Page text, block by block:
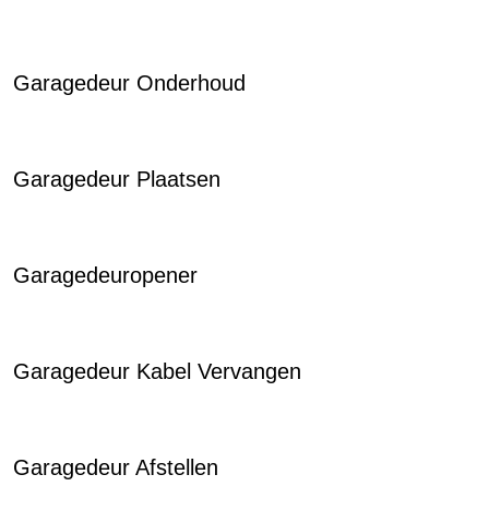
Garagedeur Onderhoud
Garagedeur Plaatsen
Garagedeuropener
Garagedeur Kabel Vervangen
Garagedeur Afstellen